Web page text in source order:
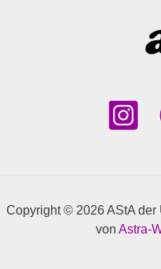
Copyright © 2026 AStA der
von Astra-